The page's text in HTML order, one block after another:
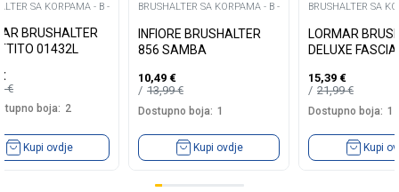
SA KORPAMA - B -
BRUSHALTER
01432L
€
€
boja: 2
Kupi ovdje
BRUSHALTER SA KORPAMA - B -
INFIORE BRUSHALTER
856 SAMBA
10,49 €
13,99€
Dostupno boja: 1
Kupi ovdje
BRUSHALTER SA
LORMAR
DELUXE FASCIA
15,39 €
21,99€
Dostupno boja: 1
Kupi